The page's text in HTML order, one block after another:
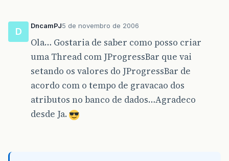
D
DncamPJ5 de novembro de 2006
Ola… Gostaria de saber como posso criar
uma Thread com JProgressBar que vai
setando os valores do JProgressBar de
acordo com o tempo de gravacao dos
atributos no banco de dados…Agradeco
desde Ja.